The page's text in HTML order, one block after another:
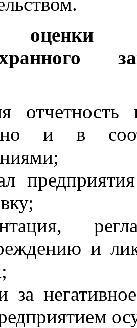
оценки
отчетность
и в
и
за